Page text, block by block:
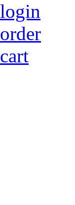
login
order
cart